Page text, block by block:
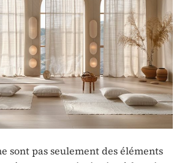
sont pas seulement des éléments